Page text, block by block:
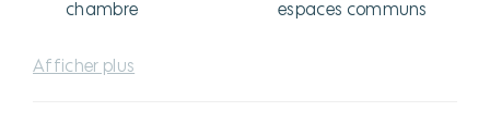
chambre
espaces communs
Afficher plus